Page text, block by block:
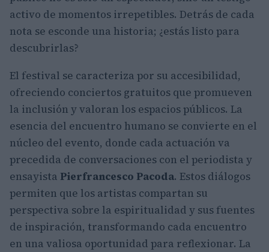
activo de momentos irrepetibles. Detrás de cada
nota se esconde una historia; ¿estás listo para
descubrirlas?
El festival se caracteriza por su accesibilidad,
ofreciendo conciertos gratuitos que promueven
la inclusión y valoran los espacios públicos. La
esencia del encuentro humano se convierte en el
núcleo del evento, donde cada actuación va
precedida de conversaciones con el periodista y
ensayista Pierfrancesco Pacoda. Estos diálogos
permiten que los artistas compartan su
perspectiva sobre la espiritualidad y sus fuentes
de inspiración, transformando cada encuentro
en una valiosa oportunidad para reflexionar. La